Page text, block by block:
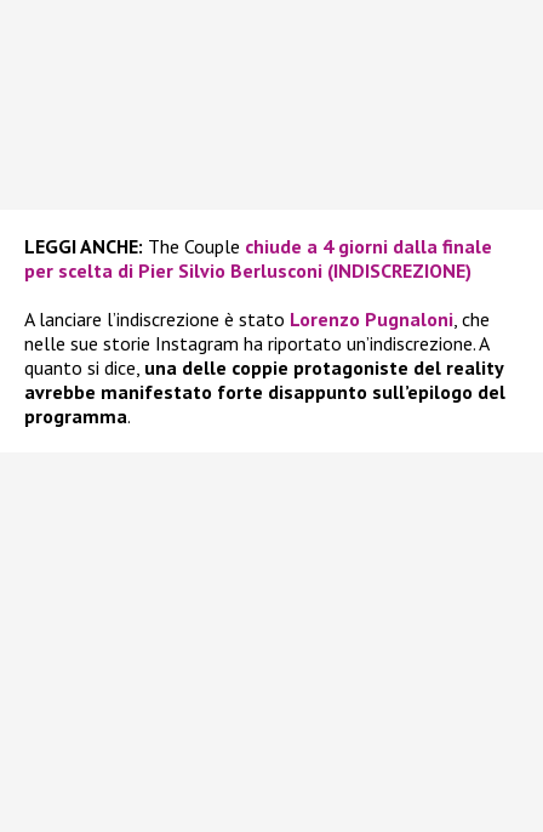
LEGGI ANCHE: The Couple chiude a 4 giorni dalla finale
per scelta di Pier Silvio Berlusconi (INDISCREZIONE)
A lanciare l’indiscrezione è stato Lorenzo Pugnaloni, che
nelle sue storie Instagram ha riportato un’indiscrezione. A
quanto si dice, una delle coppie protagoniste del reality
avrebbe manifestato forte disappunto sull’epilogo del
programma.